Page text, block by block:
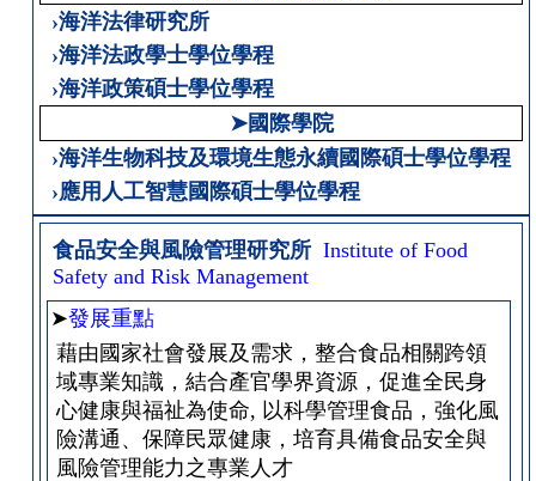
›海洋法律研究所
›海洋法政學士學位學程
›海洋政策碩士學位學程
➤國際學院
›海洋生物科技及環境生態永續國際碩士學位學程
›應用人工智慧國際碩士學位學程
食品安全與風險管理研究所 Institute of Food
Safety and Risk Management
➤發展重點
藉由國家社會發展及需求，整合食品相關跨領
域專業知識，結合產官學界資源，促進全民身
心健康與福祉為使命, 以科學管理食品，強化風
險溝通、保障民眾健康，培育具備食品安全與
風險管理能力之專業人才